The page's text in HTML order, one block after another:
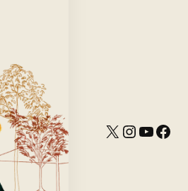
X Instagram YouTube Facebook